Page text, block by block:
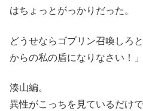
はちょっとがっかりだった。
どうせならゴブリン召喚しろ
からの私の盾になりなさい！
湊山編。
異性がこっちを見ているだけ